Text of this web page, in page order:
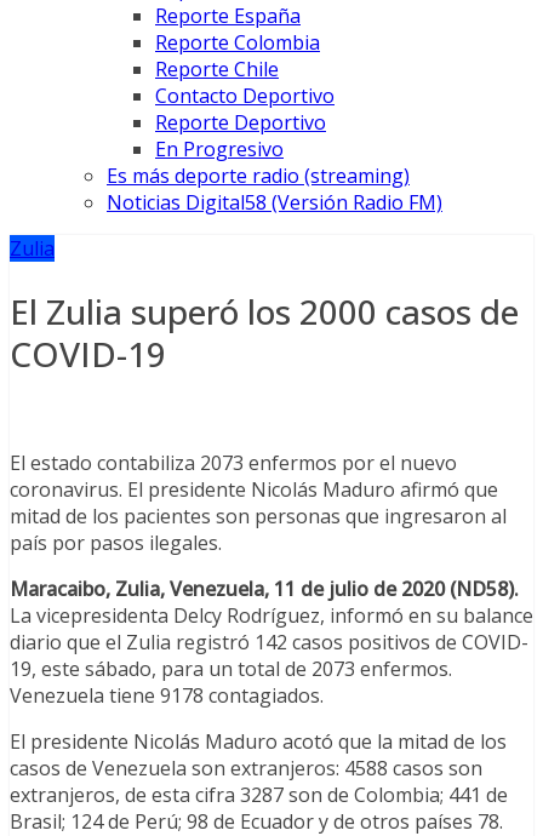
Reporte España
Reporte Colombia
Reporte Chile
Contacto Deportivo
Reporte Deportivo
En Progresivo
Es más deporte radio (streaming)
Noticias Digital58 (Versión Radio FM)
Zulia
El Zulia superó los 2000 casos de
COVID-19
El estado contabiliza 2073 enfermos por el nuevo
coronavirus. El presidente Nicolás Maduro afirmó que
mitad de los pacientes son personas que ingresaron al
país por pasos ilegales.
Maracaibo, Zulia, Venezuela, 11 de julio de 2020 (ND58).
La vicepresidenta Delcy Rodríguez, informó en su balance
diario que el Zulia registró 142 casos positivos de COVID-
19, este sábado, para un total de 2073 enfermos.
Venezuela tiene 9178 contagiados.
El presidente Nicolás Maduro acotó que la mitad de los
casos de Venezuela son extranjeros: 4588 casos son
extranjeros, de esta cifra 3287 son de Colombia; 441 de
Brasil; 124 de Perú; 98 de Ecuador y de otros países 78.